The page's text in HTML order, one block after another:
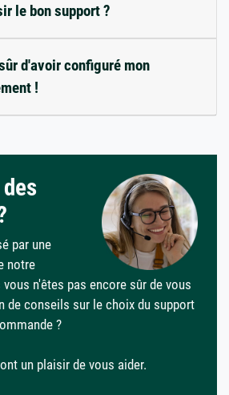
le bon support ?
d'avoir configuré mon
!
par une
notre
n'êtes pas encore sûr de vous
de conseils sur le choix du support
?
un plaisir de vous aider.